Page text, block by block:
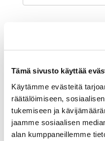
Tämä sivusto käyttää
Käytämme evästeitä
räätälöimiseen,
tukemiseen ja
jaamme sosiaalisen
alan kumppaneillemme
Suomi
Golf jäsenyys
Valitse seura: